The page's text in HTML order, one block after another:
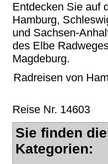
Entdecken Sie auf
Hamburg,
und Sachsen-
des Elbe
Magdeburg.
Radreisen von
Reise Nr. 14603
Sie finden
Kategorien: